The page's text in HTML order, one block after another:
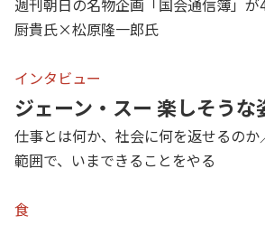
厨貴氏×松原隆一郎氏
インタビュー
ジェーン・スー 楽しそうな
仕事とは何か、社会に何を返せるの
範囲で、いまできることをやる
食